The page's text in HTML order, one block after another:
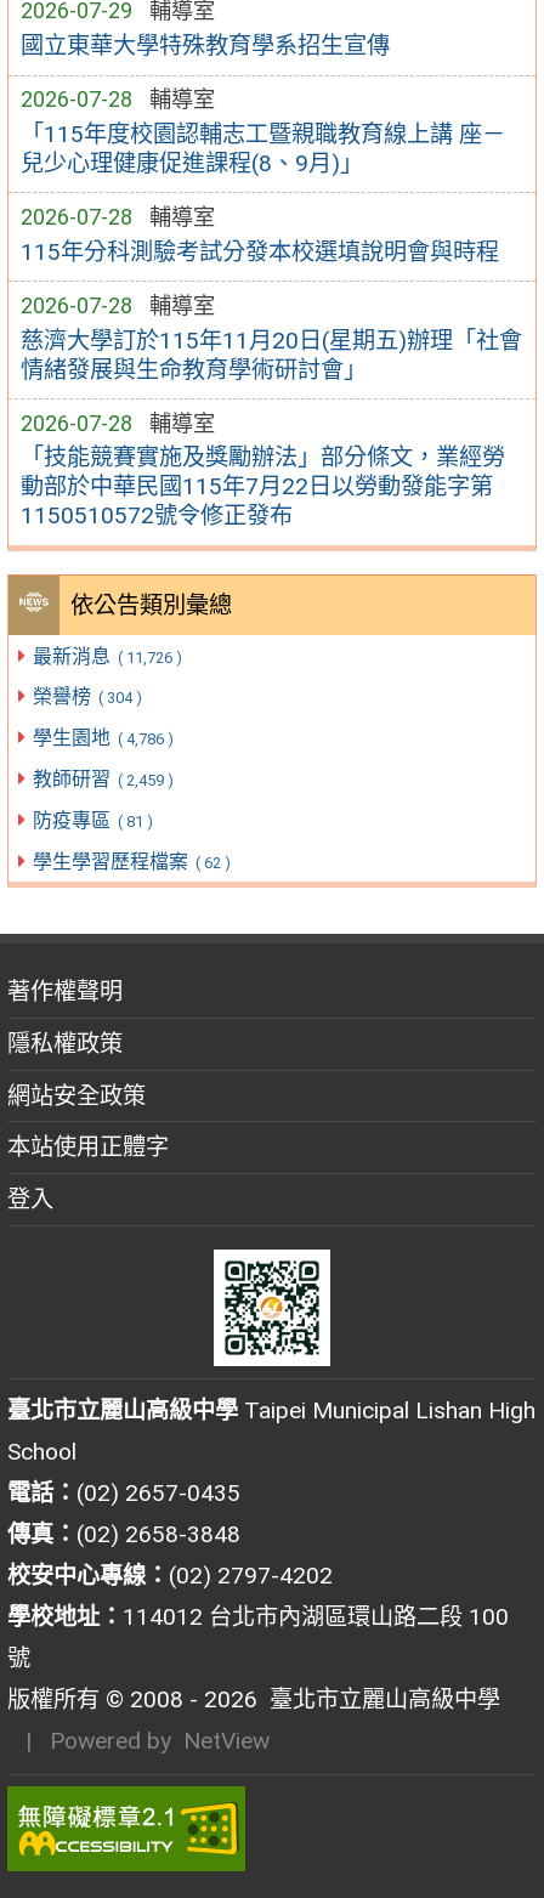
2026-07-29 輔導室
國立東華大學特殊教育學系招生宣傳
2026-07-28 輔導室
「115年度校園認輔志工暨親職教育線上講 座－
兒少心理健康促進課程(8、9月)」
2026-07-28 輔導室
115年分科測驗考試分發本校選填說明會與時程
2026-07-28 輔導室
慈濟大學訂於115年11月20日(星期五)辦理「社會
情緒發展與生命教育學術研討會」
2026-07-28 輔導室
「技能競賽實施及獎勵辦法」部分條文，業經勞
動部於中華民國115年7月22日以勞動發能字第
1150510572號令修正發布
依公告類別彙總
最新消息 ( 11,726 )
榮譽榜 ( 304 )
學生園地 ( 4,786 )
教師研習 ( 2,459 )
防疫專區 ( 81 )
學生學習歷程檔案 ( 62 )
著作權聲明
隱私權政策
網站安全政策
本站使用正體字
登入
臺北市立麗山高級中學 Taipei Municipal Lishan High
School
電話： (02) 2657-0435
傳真： (02) 2658-3848
校安中心專線： (02) 2797-4202
學校地址： 114012 台北市內湖區環山路二段 100
號
版權所有 © 2008 - 2026 臺北市立麗山高級中學
| Powered by NetView